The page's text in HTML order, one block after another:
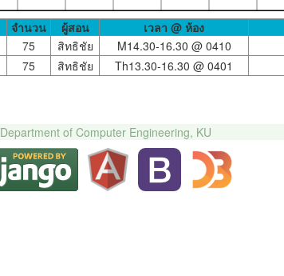
จำนวน ผู้สอน
เวลา @ ห้อง
75 สิทธิชัย M14.30-16.30 @ 0410
75 สิทธิชัย Th13.30-16.30 @ 0401
Department of Computer Engineering, KU